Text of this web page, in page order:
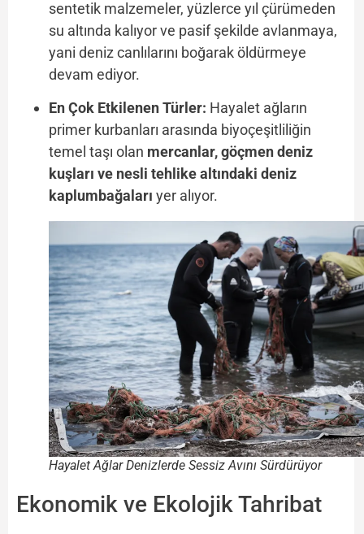
sentetik malzemeler, yüzlerce yıl çürümeden
su altında kalıyor ve pasif şekilde avlanmaya,
yani deniz canlılarını boğarak öldürmeye
devam ediyor.
En Çok Etkilenen Türler: Hayalet ağların
primer kurbanları arasında biyoçeşitliliğin
temel taşı olan mercanlar, göçmen deniz
kuşları ve nesli tehlike altındaki deniz
kaplumbağaları yer alıyor.
Hayalet Ağlar Denizlerde Sessiz Avını Sürdürüyor
Ekonomik ve Ekolojik Tahribat